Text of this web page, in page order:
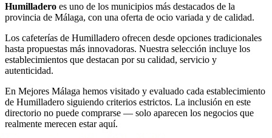
Humilladero es uno de los municipios más destacados de la
provincia de Málaga, con una oferta de ocio variada y de calidad.
Los cafeterías de Humilladero ofrecen desde opciones tradicionales
hasta propuestas más innovadoras. Nuestra selección incluye los
establecimientos que destacan por su calidad, servicio y
autenticidad.
En Mejores Málaga hemos visitado y evaluado cada establecimiento
de Humilladero siguiendo criterios estrictos. La inclusión en este
directorio no puede comprarse — solo aparecen los negocios que
realmente merecen estar aquí.